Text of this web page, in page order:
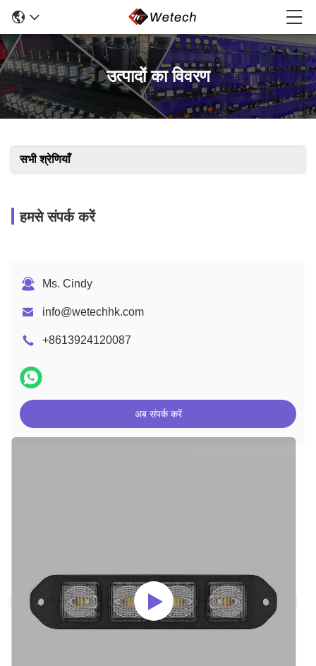
उत्पादों का विवरण
सभी श्रेणियाँ
हमसे संपर्क करें
Ms. Cindy
info@wetechhk.com
+8613924120087
अब संपर्क करें